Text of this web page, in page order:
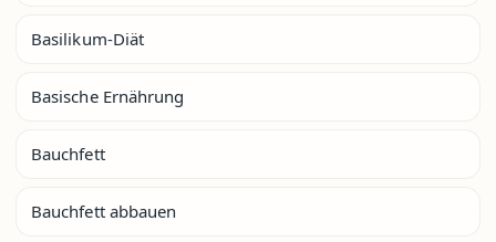
Basilikum-Diät
Basische Ernährung
Bauchfett
Bauchfett abbauen